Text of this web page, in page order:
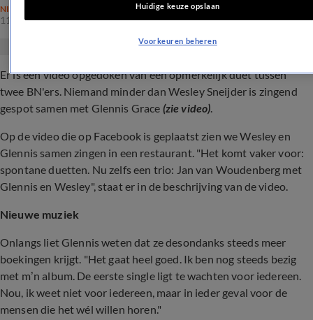
NIEUWS
11 mrt 2024, 14:08
Er is een video opgedoken van een opmerkelijk duet tussen
twee BN'ers. Niemand minder dan Wesley Sneijder is zingend
gespot samen met Glennis Grace (zie video).
Op de video die op Facebook is geplaatst zien we Wesley en
Glennis samen zingen in een restaurant. "Het komt vaker voor:
spontane duetten. Nu zelfs een trio: Jan van Woudenberg met
Glennis en Wesley", staat er in de beschrijving van de video.
Nieuwe muziek
Onlangs liet Glennis weten dat ze desondanks steeds meer
boekingen krijgt. "Het gaat heel goed. Ik ben nog steeds bezig
met m’n album. De eerste single ligt te wachten voor iedereen.
Nou, ik weet niet voor iedereen, maar in ieder geval voor de
mensen die het wél willen horen."
Huidige keuze opslaan
Voorkeuren beheren